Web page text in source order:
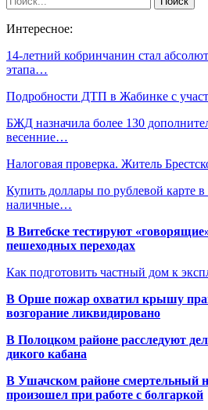
Интересное:
14-летний кобринчанин стал
этапа…
Подробности ДТП в Жабинке с
БЖД назначила более 130
весенние…
Налоговая проверка. Житель
Купить доллары по рублевой карте в
наличные…
В Витебске тестируют
пешеходных переходах
Как подготовить частный дом к
В Орше пожар охватил крышу
возгорание ликвидировано
В Полоцком районе расследуют
дикого кабана
В Ушачском районе смертельный
произошел при работе с болгаркой